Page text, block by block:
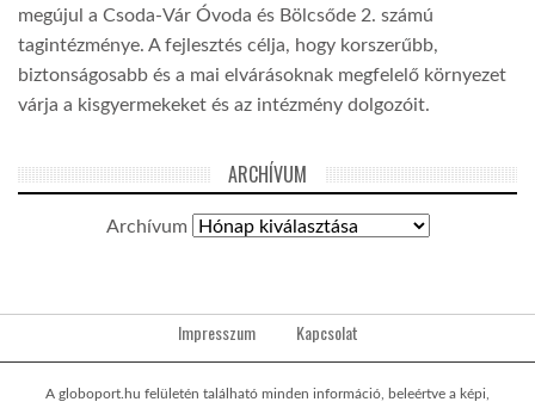
megújul a Csoda-Vár Óvoda és Bölcsőde 2. számú
tagintézménye. A fejlesztés célja, hogy korszerűbb,
biztonságosabb és a mai elvárásoknak megfelelő környezet
várja a kisgyermekeket és az intézmény dolgozóit.
ARCHÍVUM
Archívum
Impresszum Kapcsolat
A globoport.hu felületén található minden információ, beleértve a képi,